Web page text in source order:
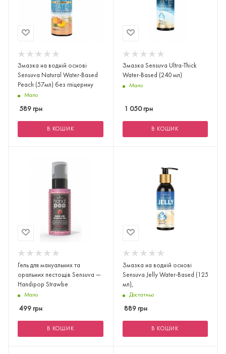
Змазка на водній основі
Sensuva Natural Water-Based
Peach (57мл) без гліцерину
Мало
589 грн
В КОШИК
Змазка Sensuva Ultra-Thick
Water-Based (240 мл)
Мало
1 050грн
В КОШИК
Гель для мануальних та
оральних пестощів Sensuva —
Handipop Strawbe
Мало
499 грн
В КОШИК
Змазка на водній основі
Sensuva Jelly Water-Based (125
мл),
Достатньо
889грн
В КОШИК